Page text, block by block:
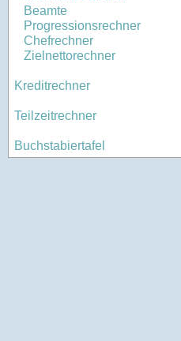
Beamte
Progressionsrechner
Chefrechner
Zielnettorechner
Kreditrechner
Teilzeitrechner
Buchstabiertafel